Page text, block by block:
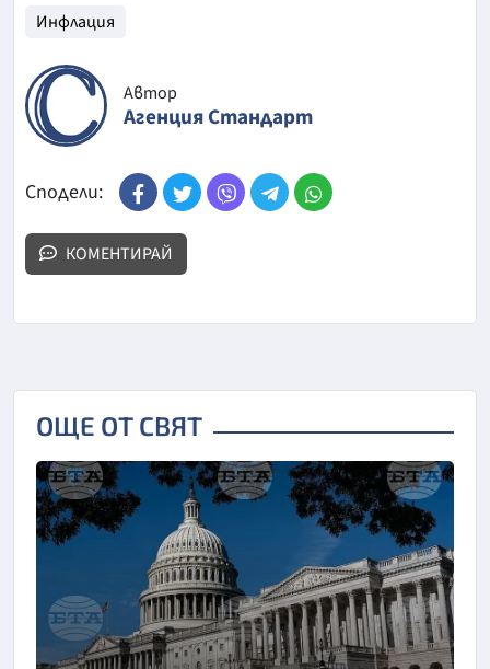
Инфлация
Автор
Агенция Стандарт
Сподели:
КОМЕНТИРАЙ
ОЩЕ ОТ СВЯТ